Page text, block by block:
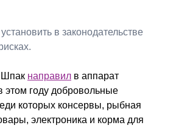
в законодательстве
Шпак направил в аппарат
этом году добровольные
которых консервы, рыбная
электроника и корма для